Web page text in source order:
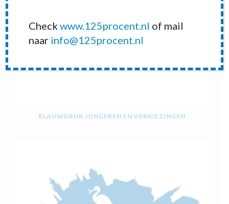
BLAUWDRUK JONGEREN EN VERKIEZINGEN
Checkwww.125procent.nl of mail
naar info@125procent.nl